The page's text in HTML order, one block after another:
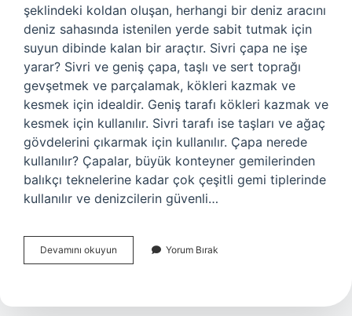
şeklindeki koldan oluşan, herhangi bir deniz aracını
deniz sahasında istenilen yerde sabit tutmak için
suyun dibinde kalan bir araçtır. Sivri çapa ne işe
yarar? Sivri ve geniş çapa, taşlı ve sert toprağı
gevşetmek ve parçalamak, kökleri kazmak ve
kesmek için idealdir. Geniş tarafı kökleri kazmak ve
kesmek için kullanılır. Sivri tarafı ise taşları ve ağaç
gövdelerini çıkarmak için kullanılır. Çapa nerede
kullanılır? Çapalar, büyük konteyner gemilerinden
balıkçı teknelerine kadar çok çeşitli gemi tiplerinde
kullanılır ve denizcilerin güvenli…
Devamını okuyun
Çapa
Yarar
Yorum Bırak